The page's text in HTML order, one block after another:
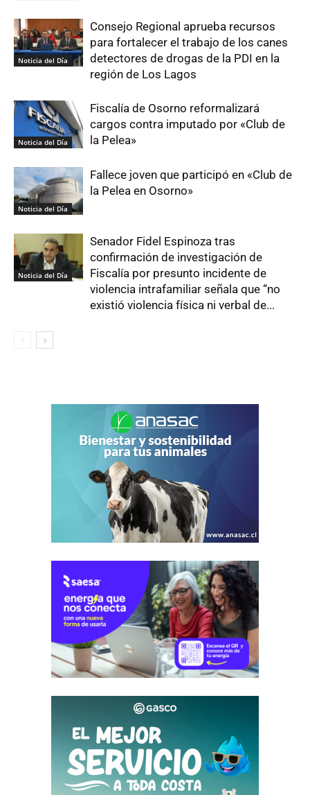
Noticia del Día
Consejo Regional aprueba recursos
para fortalecer el trabajo de los canes
detectores de drogas de la PDI en la
región de Los Lagos
Noticia del Día
Fiscalía de Osorno reformalizará
cargos contra imputado por «Club de
la Pelea»
Noticia del Día
Fallece joven que participó en «Club de
la Pelea en Osorno»
Noticia del Día
Senador Fidel Espinoza tras
confirmación de investigación de
Fiscalía por presunto incidente de
violencia intrafamiliar señala que “no
existió violencia física ni verbal de...